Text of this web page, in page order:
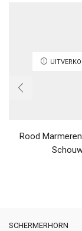
Rood
SCHERMERHORN